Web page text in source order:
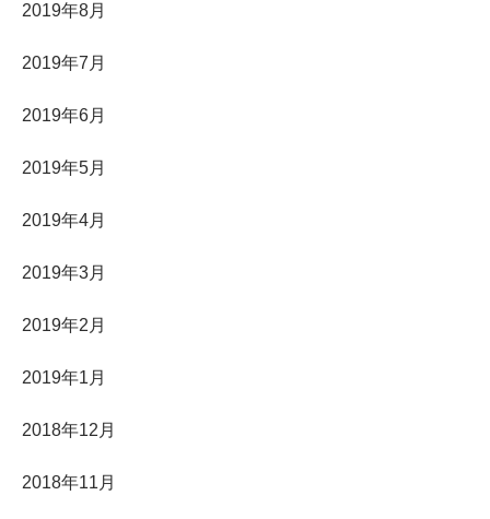
2019年8月
2019年7月
2019年6月
2019年5月
2019年4月
2019年3月
2019年2月
2019年1月
2018年12月
2018年11月